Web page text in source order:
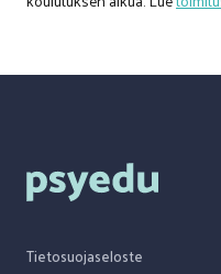
Tietosuojaseloste